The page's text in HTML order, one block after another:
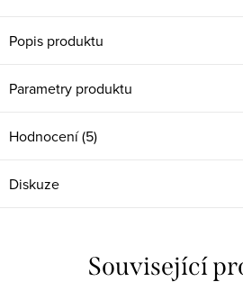
Popis produktu
Parametry produktu
Hodnocení (5)
Diskuze
Související